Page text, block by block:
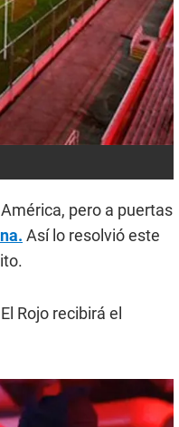
pero a puertas
Así lo resolvió este
Rojo recibirá el